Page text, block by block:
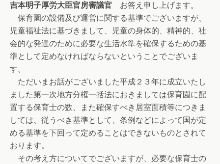
吉本明子厚労大臣官房審議官 お答え申し上げます。
保育園の設備及び運営に関する基準でございますが、
児童福祉法に基づきまして、児童の身体的、精神的、社
会的な発達のために必要な生活水準を確保するための基
準として定めなければならないということでございま
す。
ただいまお話がございました平成２３年に成立いたし
ました第一次地方分権一括法におきましては保育園に配
置する保育士の数、また確保すべき居室面積等につきま
しては、従うべき基準として、条例などによって国が定
める基準を下回って定めることはできないものとされて
おります。
その考え方についてでございますが、必要な保育士の